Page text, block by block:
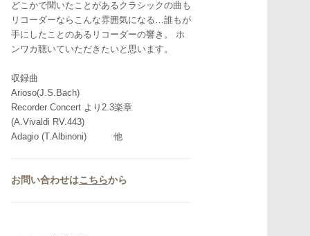
どこかで聞いたことがあるクラシックの曲も
リコーダーならこんな雰囲気になる…誰もが
手にしたことのあるリコーダーの響き。 ホ
ンワカ聴いていただきたいと思います。
収録曲
Arioso(J.S.Bach)
Recorder Concert より2.3楽章
(A.Vivaldi RV.443)
Adagio (T.Albinoni) 他
お問い合わせはこちらから